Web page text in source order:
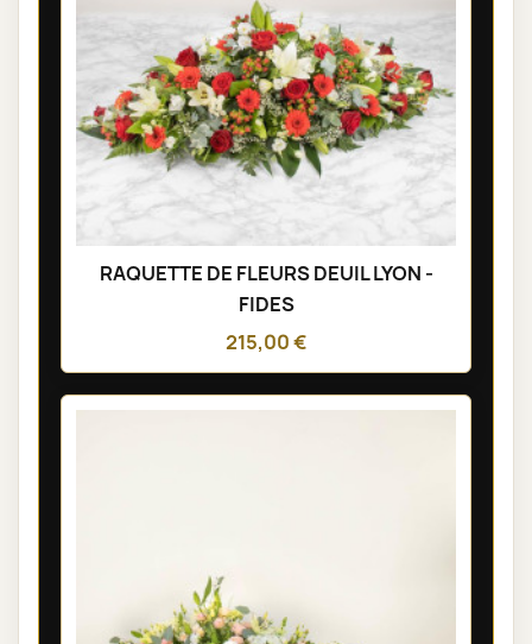
RAQUETTE DE FLEURS DEUIL LYON -
FIDES
215,00 €